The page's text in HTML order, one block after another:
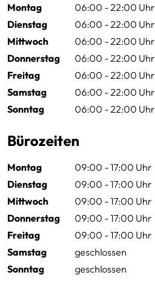
Montag
06:00 - 22:00 Uhr
Dienstag
06:00 - 22:00 Uhr
Mittwoch
06:00 - 22:00 Uhr
Donnerstag
06:00 - 22:00 Uhr
Freitag
06:00 - 22:00 Uhr
Samstag
06:00 - 22:00 Uhr
Sonntag
06:00 - 22:00 Uhr
Bürozeiten
Montag
09:00 - 17:00 Uhr
Dienstag
09:00 - 17:00 Uhr
Mittwoch
09:00 - 17:00 Uhr
Donnerstag
09:00 - 17:00 Uhr
Freitag
09:00 - 17:00 Uhr
Samstag
geschlossen
Sonntag
geschlossen